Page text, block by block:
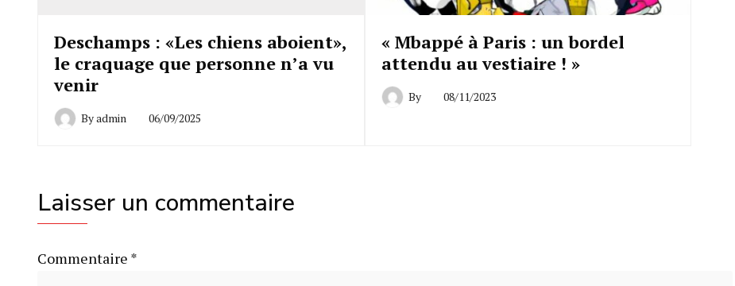
Deschamps : «Les chiens aboient»,
le craquage que personne n’a vu
venir
Byadmin 06/09/2025
« Mbappé à Paris : un bordel
attendu au vestiaire ! »
By 08/11/2023
Laisser un commentaire
Commentaire *